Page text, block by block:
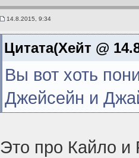
14.8.2015, 9:34
Цитата(Хейт @
Вы вот хоть
Джейсейн и
Это про Кайло и